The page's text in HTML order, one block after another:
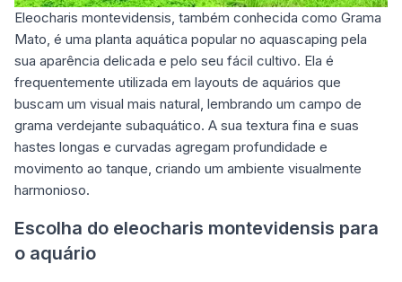
Eleocharis montevidensis, também conhecida como Grama
Mato, é uma planta aquática popular no aquascaping pela
sua aparência delicada e pelo seu fácil cultivo. Ela é
frequentemente utilizada em layouts de aquários que
buscam um visual mais natural, lembrando um campo de
grama verdejante subaquático. A sua textura fina e suas
hastes longas e curvadas agregam profundidade e
movimento ao tanque, criando um ambiente visualmente
harmonioso.
Escolha do eleocharis montevidensis para
o aquário